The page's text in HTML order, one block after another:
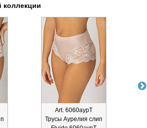
коллекции
Art. 6060аурТ
Трусы Аурелия слип